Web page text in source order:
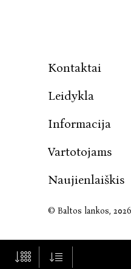
Kontaktai
Leidykla
Informacija
Vartotojams
Naujienlaiškis
© Baltos lankos,